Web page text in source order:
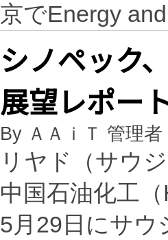
京でEnergy
シノペック
展望レポー
By ＡＡｉＴ 管理者
リヤド（サウ
中国石油化工
5月29日にサウ